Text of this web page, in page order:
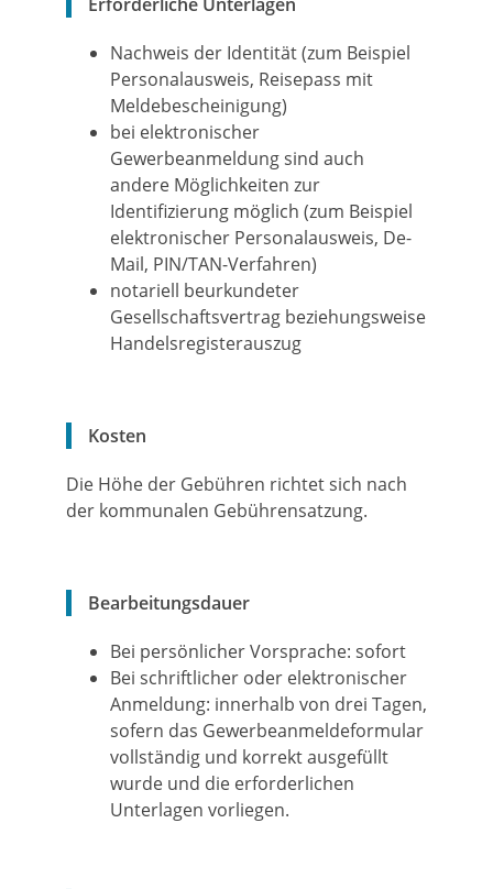
Nachweis der Identität (zum Beispiel
Personalausweis, Reisepass mit
Meldebescheinigung)
bei elektronischer
Gewerbeanmeldung sind auch
andere Möglichkeiten zur
Identifizierung möglich (zum Beispiel
elektronischer Personalausweis, De-
Mail, PIN/TAN-Verfahren)
notariell beurkundeter
Gesellschaftsvertrag beziehungsweise
Handelsregisterauszug
Kosten
Die Höhe der Gebühren richtet sich nach
der kommunalen Gebührensatzung.
Bearbeitungsdauer
Bei persönlicher Vorsprache: sofort
Bei schriftlicher oder elektronischer
Anmeldung: innerhalb von drei Tagen,
sofern das Gewerbeanmeldeformular
vollständig und korrekt ausgefüllt
wurde und die erforderlichen
Unterlagen vorliegen.